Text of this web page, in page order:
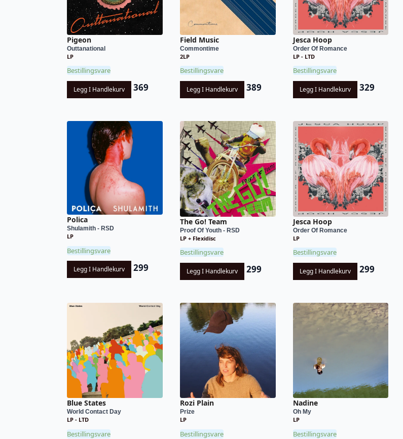
Pigeon
Outtanational
LP
Bestillingsvare
Legg I Handlekurv 369
Field Music
Commontime
2LP
Bestillingsvare
Legg I Handlekurv 389
Jesca Hoop
Order Of Romance
LP - LTD
Bestillingsvare
Legg I Handlekurv 329
Polica
Shulamith - RSD
LP
Bestillingsvare
Legg I Handlekurv 299
The Go! Team
Proof Of Youth - RSD
LP + Flexidisc
Bestillingsvare
Legg I Handlekurv 299
Jesca Hoop
Order Of Romance
LP
Bestillingsvare
Legg I Handlekurv 299
Blue States
World Contact Day
LP - LTD
Bestillingsvare
Rozi Plain
Prize
LP
Bestillingsvare
Nadine
Oh My
LP
Bestillingsvare